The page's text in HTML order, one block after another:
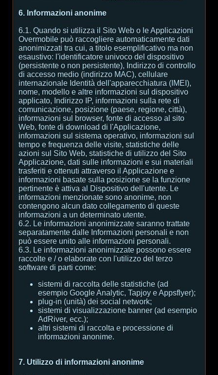
6. Informazioni anonime
6.1. Quando si utilizza il Sito Web o le Applicazioni
Overmobile può raccogliere automaticamente dati
anonimizzati tra cui, a titolo esemplificativo ma non
esaustivo: l'identificatore univoco del dispositivo
(persistente o non persistente), Indirizzo di controllo
di accesso medio (indirizzo MAC), cellulare
internazionale Identità dell'apparecchiatura (IMEI),
nome, modello e altre informazioni sul dispositivo
applicato, Indirizzo IP, informazioni sulla rete di
comunicazione, posizione (paese, regione, città),
informazioni sul browser, fonte di accesso al sito
Web, fonte di download di l'Applicazione,
informazioni sul sistema operativo, informazioni sul
tempo e frequenza delle visite, statistiche delle
azioni sul Sito Web, statistiche di utilizzo del Sito
Applicazione, dati sulle informazioni e sui materiali
trasferiti e ottenuti attraverso il Applicazione e
informazioni basate sulla posizione se la funzione
pertinente è attiva al Dispositivo dell'utente. Le
informazioni menzionate sono anonime, non
contengono alcun dato collegamento di queste
informazioni a un determinato utente.
6.2. Le informazioni anonimizzate saranno trattate
separatamente dalle Informazioni personali e non
può essere unito alle informazioni personali.
6.3. Le informazioni anonimizzate possono essere
raccolte e / o elaborate con l'utilizzo del terzo
software di parti come:
sistemi di raccolta delle statistiche (ad
esempio Google Analytic, Tapjoy e Appsflyer);
plug-in (unità) dei social network;
sistemi di visualizzazione banner (ad esempio
AdRiver, ecc.);
altri sistemi di raccolta e processione di
informazioni anonime.
7. Utilizzo di informazioni anonime